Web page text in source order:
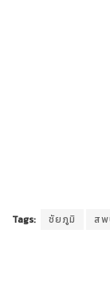
Tags: ชัยภูมิ สพ